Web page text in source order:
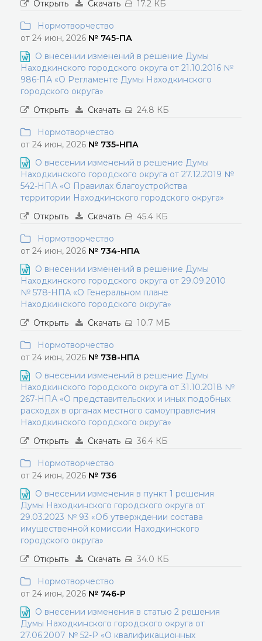
Открыть Скачать 17.2 КБ
Нормотворчество
от 24 июн, 2026 № 745-ПА
О внесении изменений в решение Думы
Находкинского городского округа от 21.10.2016 №
986-ПА «О Регламенте Думы Находкинского
городского округа»
Открыть
Скачать 24.8 КБ
Нормотворчество
от 24 июн, 2026 № 735-НПА
О внесении изменений в решение Думы
Находкинского городского округа от 27.12.2019 №
542-НПА «О Правилах благоустройства
территории Находкинского городского округа»
Открыть
Скачать 45.4 КБ
Нормотворчество
от 24 июн, 2026 № 734-НПА
О внесении изменений в решение Думы
Находкинского городского округа от 29.09.2010
№ 578-НПА «О Генеральном плане
Находкинского городского округа»
Открыть
Скачать 10.7 МБ
Нормотворчество
от 24 июн, 2026 № 738-НПА
О внесении изменений в решение Думы
Находкинского городского округа от 31.10.2018 №
267-НПА «О представительских и иных подобных
расходах в органах местного самоуправления
Находкинского городского округа»
Открыть
Скачать 36.4 КБ
Нормотворчество
от 24 июн, 2026 № 736
О внесении изменения в пункт 1 решения
Думы Находкинского городского округа от
29.03.2023 № 93 «Об утверждении состава
имущественной комиссии Находкинского
городского округа»
Открыть
Скачать 34.0 КБ
Нормотворчество
от 24 июн, 2026 № 746-Р
О внесении изменения в статью 2 решения
Думы Находкинского городского округа от
27.06.2007 № 52-Р «О квалификационных